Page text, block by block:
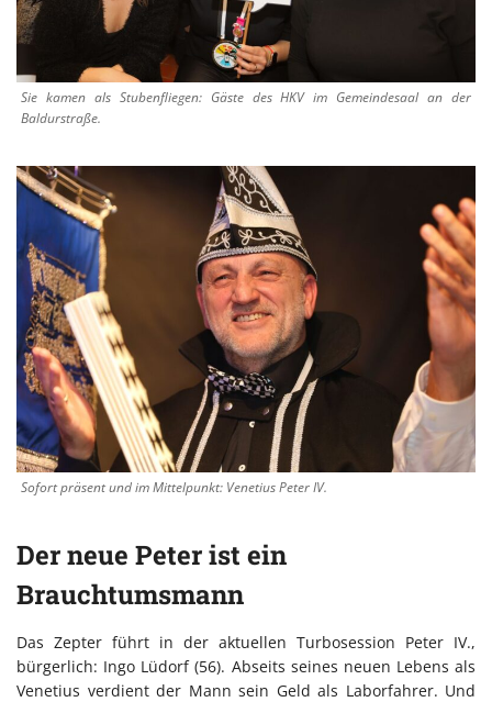
Sie kamen als Stubenfliegen: Gäste des HKV im Gemeindesaal an der
Baldurstraße.
Sofort präsent und im Mittelpunkt: Venetius Peter IV.
Der neue Peter ist ein
Brauchtumsmann
Das Zepter führt in der aktuellen Turbosession Peter IV.,
bürgerlich: Ingo Lüdorf (56). Abseits seines neuen Lebens als
Venetius verdient der Mann sein Geld als Laborfahrer. Und